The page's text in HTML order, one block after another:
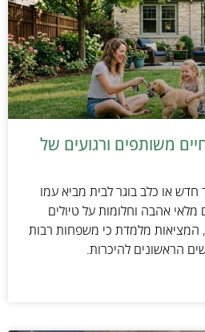
משותפים ורגועים של
חדש או כלב בוגר לבית מביא עמו
אהבה וחלומות על טיולים
מלמדת כי משפחות רבות
הראשונים להיכרות.